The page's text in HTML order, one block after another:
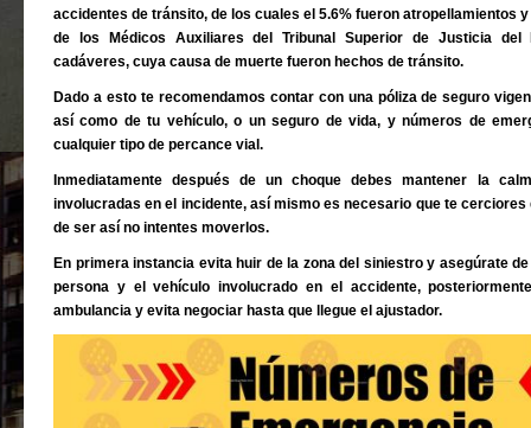
accidentes de tránsito, de los cuales el 5.6% fueron atropellamientos
de los Médicos Auxiliares del Tribunal Superior de Justicia del
cadáveres, cuya causa de muerte fueron hechos de tránsito.
Dado a esto te recomendamos contar con una póliza de seguro
así como de tu vehículo, o un seguro de vida, y números de
cualquier tipo de percance vial.
Inmediatamente después de un choque debes mantener la
involucradas en el incidente, así mismo es necesario que te
de ser así no intentes moverlos.
En primera instancia evita huir de la zona del siniestro y asegúrate
persona y el vehículo involucrado en el accidente,
ambulancia y evita negociar hasta que llegue el ajustador.